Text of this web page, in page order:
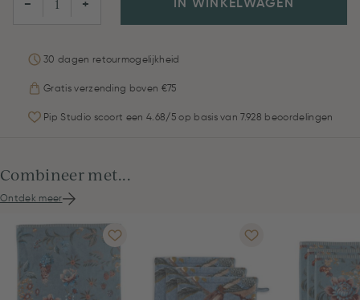
− + IN WINKELWAGEN
30 dagen retourmogelijkheid
Gratis verzending boven €75
Pip Studio scoort een 4.68/5 op basis van 7.928 beoordelingen
Combineer met...
Ontdek meer